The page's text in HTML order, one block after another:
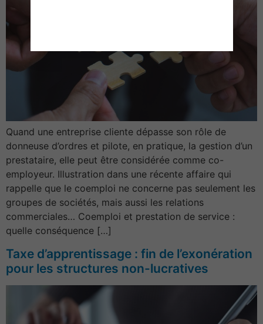
Quand une entreprise cliente dépasse son rôle de
donneuse d’ordres et pilote, en pratique, la gestion d’un
prestataire, elle peut être considérée comme co-
employeur. Illustration dans une récente affaire qui
rappelle que le coemploi ne concerne pas seulement les
groupes de sociétés, mais aussi les relations
commerciales… Coemploi et prestation de service :
quelle conséquence […]
Taxe d’apprentissage : fin de l’exonération
pour les structures non-lucratives